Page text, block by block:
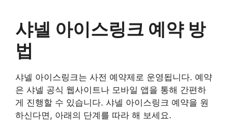
샤넬 아이스링크 예약 방
법
샤넬 아이스링크는 사전 예약제로 운영됩니다. 예약
은 샤넬 공식 웹사이트나 모바일 앱을 통해 간편하
게 진행할 수 있습니다. 샤넬 아이스링크 예약을 원
하신다면, 아래의 단계를 따라 해 보세요.